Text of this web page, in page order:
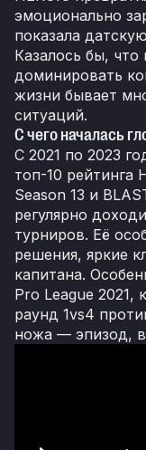
эмоционально
показала
Казалось бы,
доминировать
жизни бывает
ситуаций.
С чего началась
С 2021 по 2023
топ-10 рейтинга
Season 13 и
регулярно
турниров. Её
решения, яркие
капитана.
Pro League 2021,
раунд 1vs4
ножа — эпизод,